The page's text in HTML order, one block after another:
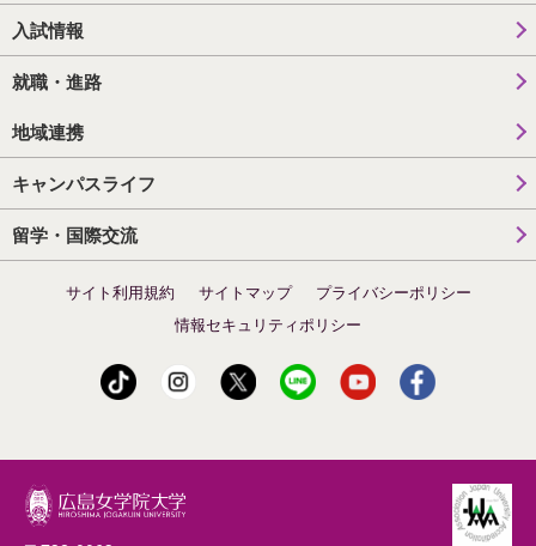
入試情報
就職・進路
地域連携
キャンパスライフ
留学・国際交流
サイト利用規約 サイトマップ
プライバシーポリシー
情報セキュリティポリシー